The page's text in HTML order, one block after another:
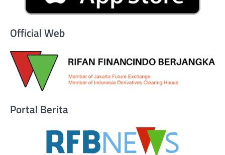
Official Web
Portal Berita